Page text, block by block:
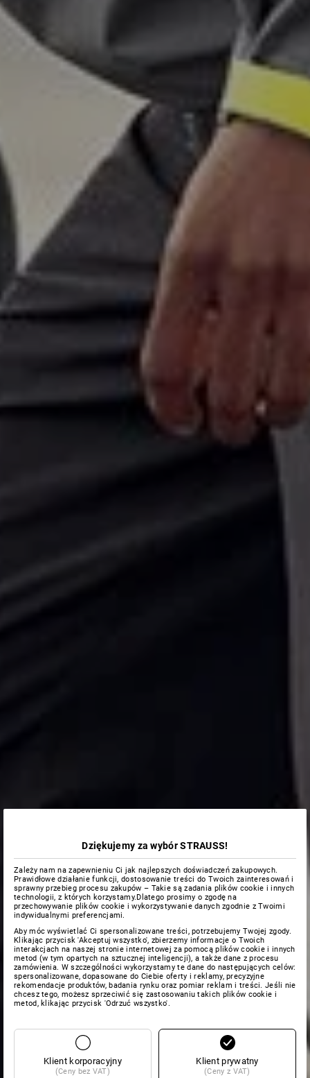
Dziękujemy za wybór STRAUSS!
Zależy nam na zapewnieniu Ci jak najlepszych doświadczeń zakupowych.
Prawidłowe działanie funkcji, dostosowanie treści do Twoich zainteresowań i
sprawny przebieg procesu zakupów – Takie są zadania plików cookie i innych
technologii, z których korzystamy.Dlatego prosimy o zgodę na
przechowywanie plików cookie i wykorzystywanie danych zgodnie z Twoimi
indywidualnymi preferencjami.
Aby móc wyświetlać Ci spersonalizowane treści, potrzebujemy Twojej zgody.
Klikając przycisk 'Akceptuj wszystko', zbierzemy informacje o Twoich
interakcjach na naszej stronie internetowej za pomocą plików cookie i innych
metod (w tym opartych na sztucznej inteligencji), a także dane z procesu
zamówienia. W szczególności wykorzystamy te dane do następujących celów:
spersonalizowane, dopasowane do Ciebie oferty i reklamy, precyzyjne
rekomendacje produktów, badania rynku oraz pomiar reklam i treści. Jeśli nie
chcesz tego, możesz sprzeciwić się zastosowaniu takich plików cookie i
metod, klikając przycisk 'Odrzuć wszystko'.
Klient korporacyjny
(Ceny bez VAT)
Klient prywatny
(Ceny z VAT)